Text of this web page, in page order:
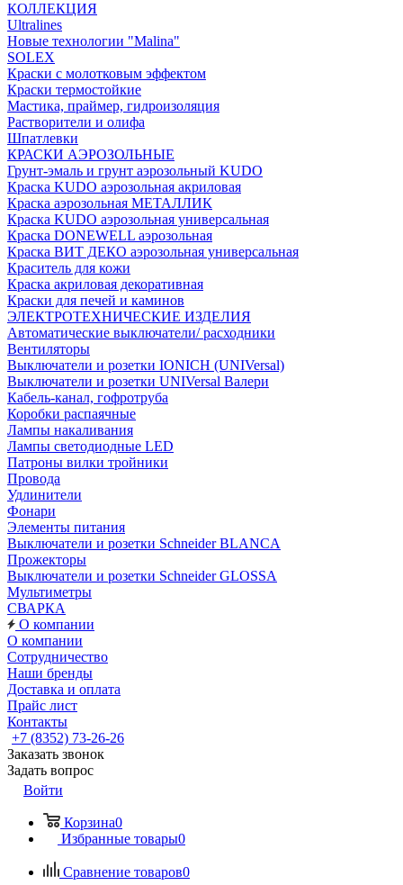
КОЛЛЕКЦИЯ
Ultralines
Новые технологии "Malina"
SOLEX
Краски с молотковым эффектом
Краски термостойкие
Мастика, праймер, гидроизоляция
Растворители и олифа
Шпатлевки
КРАСКИ АЭРОЗОЛЬНЫЕ
Грунт-эмаль и грунт аэрозольный KUDO
Краска KUDO аэрозольная акриловая
Краска аэрозольная МЕТАЛЛИК
Краска KUDO аэрозольная универсальная
Краска DONEWELL аэрозольная
Краска ВИТ ДЕКО аэрозольная универсальная
Краситель для кожи
Краска акриловая декоративная
Краски для печей и каминов
ЭЛЕКТРОТЕХНИЧЕСКИЕ ИЗДЕЛИЯ
Автоматические выключатели/ расходники
Вентиляторы
Выключатели и розетки IONICH (UNIVersal)
Выключатели и розетки UNIVersal Валери
Кабель-канал, гофротруба
Коробки распаячные
Лампы накаливания
Лампы светодиодные LED
Патроны вилки тройники
Провода
Удлинители
Фонари
Элементы питания
Выключатели и розетки Schneider BLANCA
Прожекторы
Выключатели и розетки Schneider GLOSSA
Мультиметры
СВАРКА
О компании
О компании
Сотрудничество
Наши бренды
Доставка и оплата
Прайс лист
Контакты
+7 (8352) 73-26-26
Заказать звонок
Задать вопрос
Войти
Корзина0
Избранные товары0
Сравнение товаров0